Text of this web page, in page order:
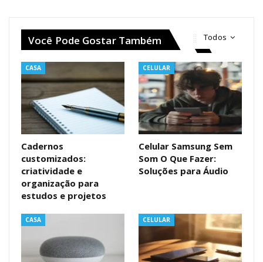
Todos
Você Pode Gostar Também
CASA
Cadernos
customizados:
criatividade e
organização para
estudos e projetos
CELULAR
Celular Samsung Sem
Som O Que Fazer:
Soluções para Áudio
CASA CELULAR